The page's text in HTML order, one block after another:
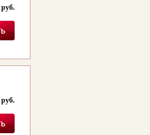
руб.
руб.